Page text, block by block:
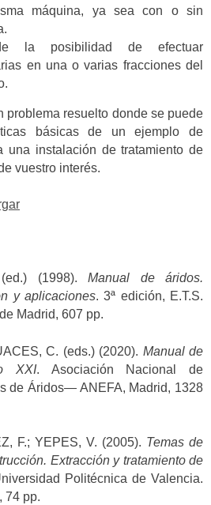
máquina, ya sea con o sin
la posibilidad de efectuar
en una o varias fracciones del
problema resuelto donde se puede
básicas de un ejemplo de
una instalación de tratamiento de
vuestro interés.
(ed.) (1998).Manual de áridos.
y aplicaciones. 3ª edición, E.T.S.
Madrid, 607 pp.
C. (eds.) (2020). Manual de
XXI. Asociación Nacional de
de Áridos— ANEFA, Madrid, 1328
F.; YEPES, V. (2005). Temas de
Extracción y tratamiento de
Politécnica de Valencia.
74 pp.